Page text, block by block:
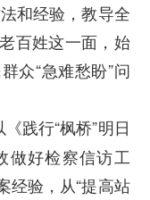
和经验，教导全
百姓这一面，始
众“急难愁盼”问
践行“枫桥”明日
好检察信访工
经验，从“提高站